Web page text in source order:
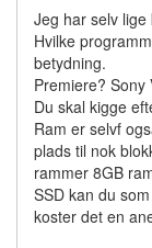
Jeg har selv
Hvilke
betydning.
Premiere? Sony
Du skal kigge
Ram er selvf
plads til nok
rammer 8GB
SSD kan du
koster det en